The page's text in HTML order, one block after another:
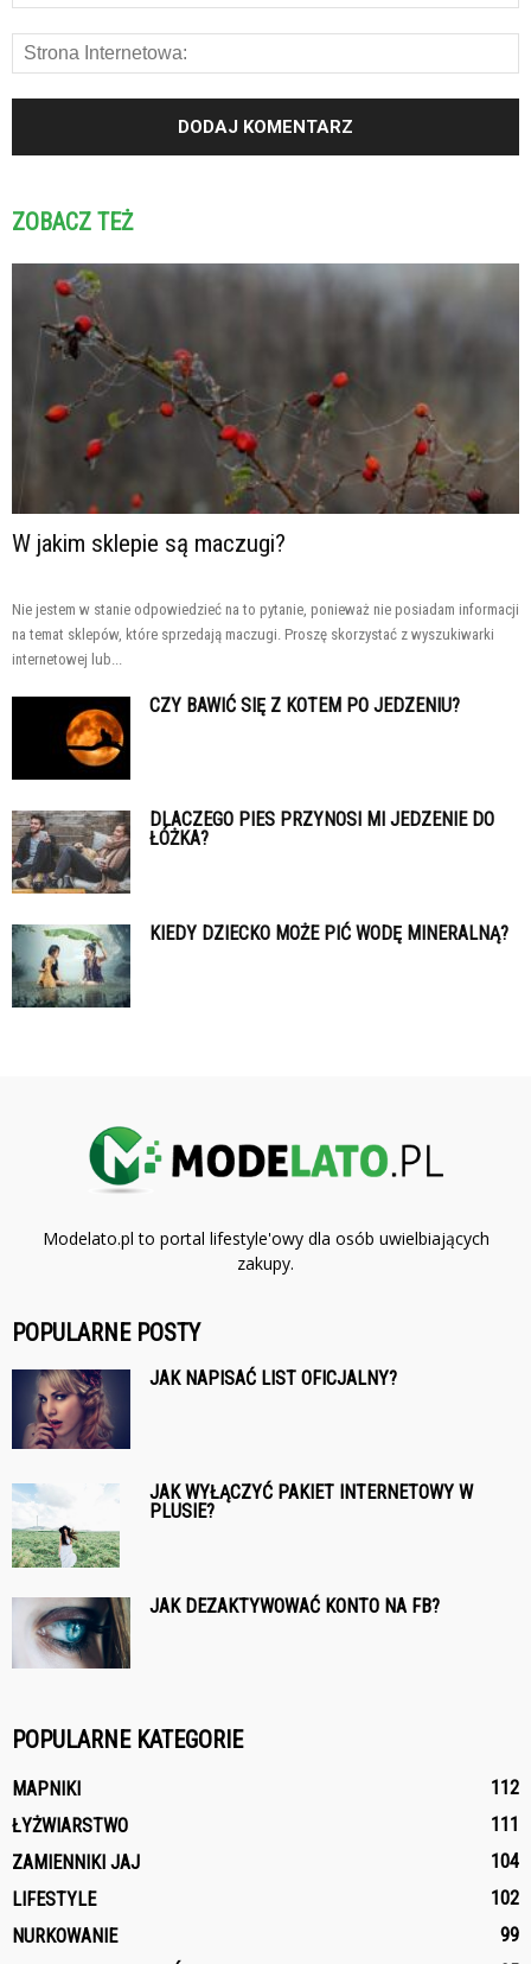
ZOBACZ TEŻ
W jakim sklepie są maczugi?
Nie jestem w stanie odpowiedzieć na to pytanie, ponieważ nie posiadam informacji
na temat sklepów, które sprzedają maczugi. Proszę skorzystać z wyszukiwarki
internetowej lub...
CZY BAWIĆ SIĘ Z KOTEM PO JEDZENIU?
DLACZEGO PIES PRZYNOSI MI JEDZENIE DO
ŁÓŻKA?
KIEDY DZIECKO MOŻE PIĆ WODĘ MINERALNĄ?
Modelato.pl to portal lifestyle'owy dla osób uwielbiających
zakupy.
POPULARNE POSTY
JAK NAPISAĆ LIST OFICJALNY?
JAK WYŁĄCZYĆ PAKIET INTERNETOWY W
PLUSIE?
JAK DEZAKTYWOWAĆ KONTO NA FB?
POPULARNE KATEGORIE
MAPNIKI
112
ŁYŻWIARSTWO
111
ZAMIENNIKI JAJ
104
LIFESTYLE
102
NURKOWANIE
99